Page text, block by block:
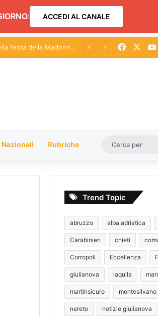
ACCEDI AL CANALE
Facebook
Nazionali Rubriche
Trend Topic
abruzzo alba adriatica
Carabinieri chieti
Corropoli Eccellenza
giulianova laquila
martinsicuro montesilvano
nereto notizie giulianova